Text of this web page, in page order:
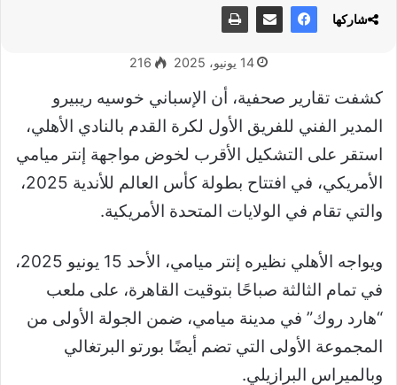
14 يونيو، 2025 216
كشفت تقارير صحفية، أن الإسباني خوسيه ريبيرو
المدير الفني للفريق الأول لكرة القدم بالنادي الأهلي،
استقر على التشكيل الأقرب لخوض مواجهة إنتر ميامي
الأمريكي، في افتتاح بطولة كأس العالم للأندية 2025،
والتي تقام في الولايات المتحدة الأمريكية.
ويواجه الأهلي نظيره إنتر ميامي، الأحد 15 يونيو 2025،
في تمام الثالثة صباحًا بتوقيت القاهرة، على ملعب
“هارد روك” في مدينة ميامي، ضمن الجولة الأولى من
المجموعة الأولى التي تضم أيضًا بورتو البرتغالي
وبالميراس البرازيلي.
شاركها